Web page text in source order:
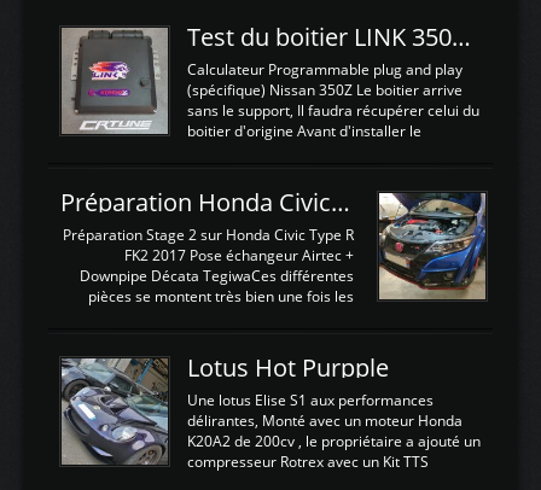
Test du boitier LINK 350Z Plugin ECU
Calculateur Programmable plug and play
(spécifique) Nissan 350Z Le boitier arrive
sans le support, Il faudra récupérer celui du
boitier d'origine Avant d'installer le
d'envoyer l'information de la large bande
dans le boitier. sydney sweeney deepfake
La sortie 0-5V de l'afr sera connectée sur
l'entrée AN Volt 8 et GndAN pour
Analogique, et Volt car l'information est une
tension (Pas une résistance variable d'un
est temps de brancher le ...
Préparation Honda Civic Type R FK2
Préparation Stage 2 sur Honda Civic Type R
FK2 2017 Pose échangeur Airtec +
Downpipe Décata TegiwaCes différentes
pièces se montent très bien une fois les
légere découpe du plastique inferieur,
negénant en rien la structure ou le
fonctionnement du fond plat. Une
reprogrammation Stage 2 est faite sur le
calculateur d'origine. Une alternative
économique au passage sur Hondata
Lotus Hot Purpple
Une lotus Elise S1 aux performances
délirantes, Monté avec un moteur Honda
K20A2 de 200cv , le propriétaire a ajouté un
compresseur Rotrex avec un Kit TTS